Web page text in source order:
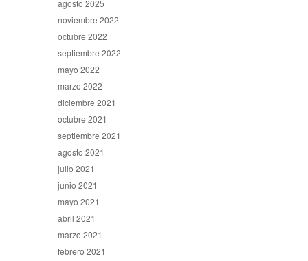
agosto 2025
noviembre 2022
octubre 2022
septiembre 2022
mayo 2022
marzo 2022
diciembre 2021
octubre 2021
septiembre 2021
agosto 2021
julio 2021
junio 2021
mayo 2021
abril 2021
marzo 2021
febrero 2021